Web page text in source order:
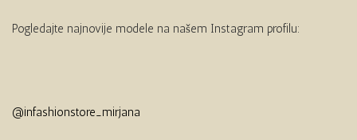
Pogledajte najnovije modele na našem Instagram profilu:
@infashionstore_mirjana